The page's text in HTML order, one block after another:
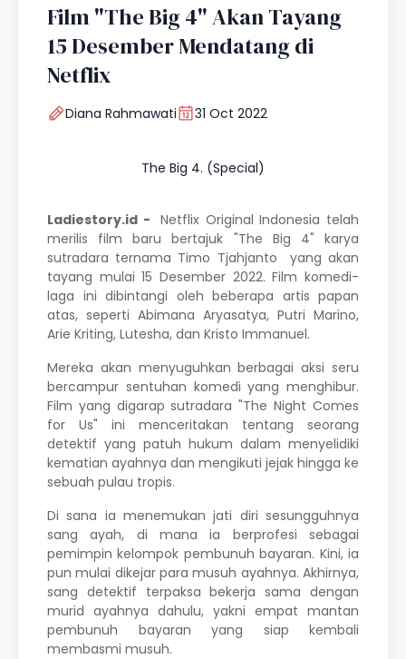
Film "The Big 4" Akan Tayang
15 Desember Mendatang di
Netflix
Diana Rahmawati 31 Oct 2022
The Big 4. (Special)
Ladiestory.id - Netflix Original Indonesia telah
merilis film baru bertajuk "The Big 4" karya
sutradara ternama Timo Tjahjanto yang akan
tayang mulai 15 Desember 2022. Film komedi-
laga ini dibintangi oleh beberapa artis papan
atas, seperti Abimana Aryasatya, Putri Marino,
Arie Kriting, Lutesha, dan Kristo Immanuel.
Mereka akan menyuguhkan berbagai aksi seru
bercampur sentuhan komedi yang menghibur.
Film yang digarap sutradara "The Night Comes
for Us" ini menceritakan tentang seorang
detektif yang patuh hukum dalam menyelidiki
kematian ayahnya dan mengikuti jejak hingga ke
sebuah pulau tropis.
Di sana ia menemukan jati diri sesungguhnya
sang ayah, di mana ia berprofesi sebagai
pemimpin kelompok pembunuh bayaran. Kini, ia
pun mulai dikejar para musuh ayahnya. Akhirnya,
sang detektif terpaksa bekerja sama dengan
murid ayahnya dahulu, yakni empat mantan
pembunuh bayaran yang siap kembali
membasmi musuh.